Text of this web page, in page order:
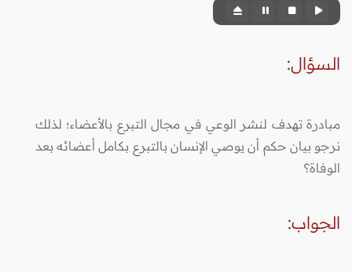
السؤال:
مبادرة تهدف لنشر الوعي في مجال التبرع بالأعضاء؛ لذلك
نرجو بيان حكم أن يوصي الإنسان بالتبرع بكامل أعضائه بعد
الوفاة؟
الجواب: